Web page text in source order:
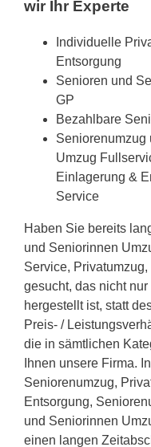
wir Ihr Experte
Individuelle
Entsorgung
Senioren und
GP
Bezahlbare
Seniorenumzug
Umzug
Einlagerung &
Service
Haben Sie bereits
und Seniorinnen
Service,
gesucht, das nicht
hergestellt ist, statt
Preis- /
die in sämtlichen
Ihnen unsere Firma.
Seniorenumzug,
Entsorgung,
und Seniorinnen
einen langen